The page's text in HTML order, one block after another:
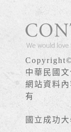
中華民國
網站資料
有
國立成功